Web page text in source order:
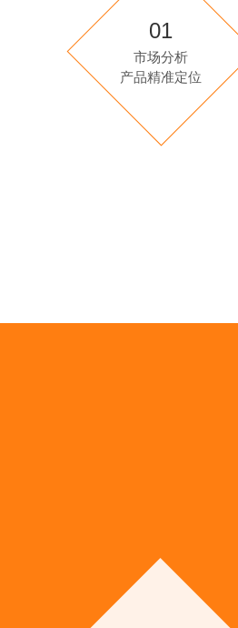
01
市场分析
产品精准定位